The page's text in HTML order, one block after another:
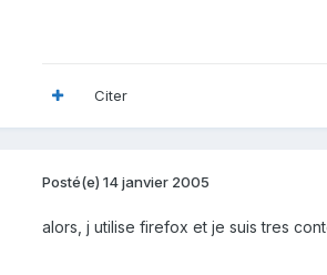
Citer
Posté(e) 14 janvier 2005
alors, j utilise firefox et je suis tres